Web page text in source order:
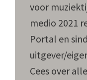
voor
medio 2021
Portal en
uitgever/
Cees over